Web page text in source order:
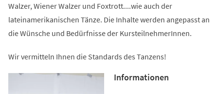
Walzer, Wiener Walzer und Foxtrott....wie auch der
lateinamerikanischen Tänze. Die Inhalte werden angepasst an
die Wünsche und Bedürfnisse der KursteilnehmerInnen.
Wir vermitteln Ihnen die Standards des Tanzens!
Informationen